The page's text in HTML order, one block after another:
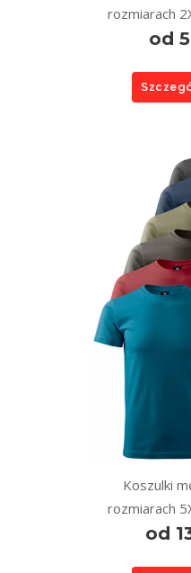
rozmiarach
od
Koszulki
rozmiarach
od